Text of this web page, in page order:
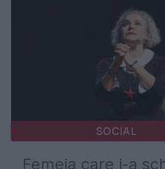
SOCIAL
Femeia care i-a